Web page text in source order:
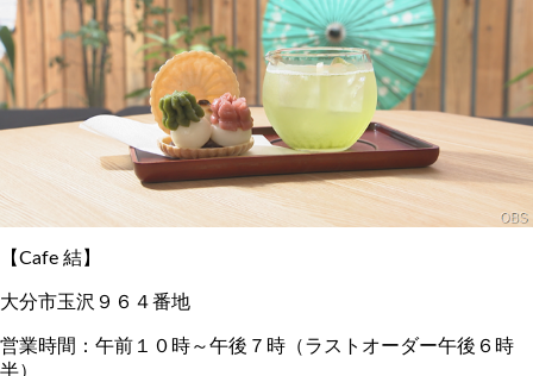
【Cafe 結】
大分市玉沢９６４番地
営業時間：午前１０時～午後７時（ラストオーダー午後６時
半）